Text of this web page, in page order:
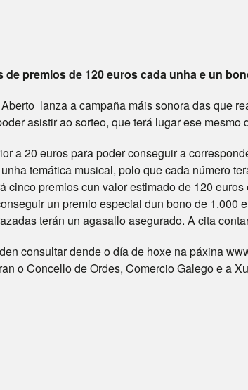
premios de 120 euros cada unha e un
lanza a campaña máis sonora das que
asistir ao sorteo, que terá lugar ese mesmo
a 20 euros para poder conseguir a
temática musical, polo que cada número
cinco premios cun valor estimado de 120
un premio especial dun bono de 1.000
terán un agasallo asegurado. A cita
consultar dende o día de hoxe na páxina
o Concello de Ordes, Comercio Galego e a